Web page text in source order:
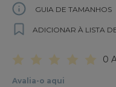
GUIA DE TAMANHOS
ADICIONAR À LISTA
0
Avalia-o aqui